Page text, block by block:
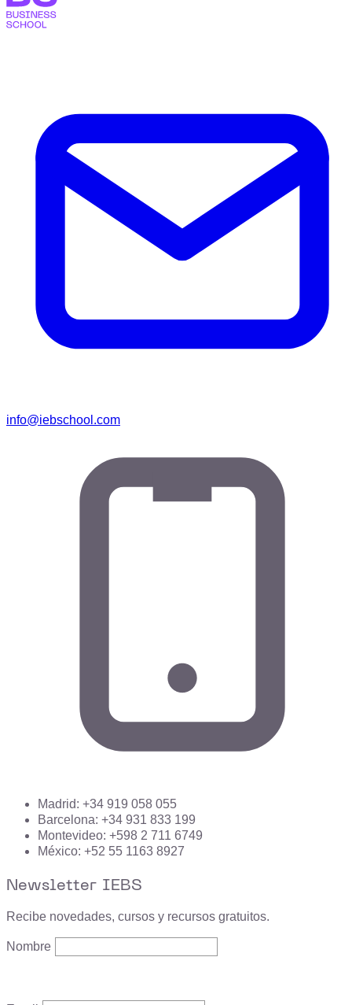
info@iebschool.com
Madrid: +34 919 058 055
Barcelona: +34 931 833 199
Montevideo: +598 2 711 6749
México: +52 55 1163 8927
Newsletter IEBS
Recibe novedades, cursos y recursos gratuitos.
Nombre